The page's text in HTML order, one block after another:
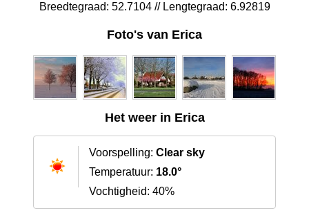
Breedtegraad: 52.7104 // Lengtegraad: 6.92819
Foto's van Erica
Het weer in Erica
Voorspelling: Clear sky
Temperatuur: 18.0°
Vochtigheid: 40%